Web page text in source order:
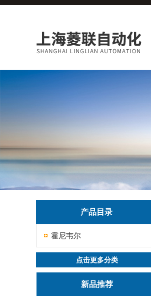
产品目录
霍尼韦尔
点击更多分类
新品推荐